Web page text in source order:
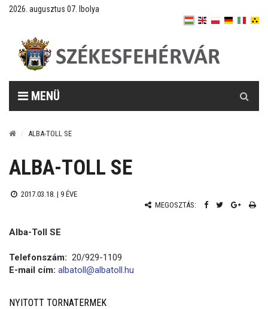
2026. augusztus 07. Ibolya
MENÜ
ALBA-TOLL SE
ALBA-TOLL SE
2017.03.18. | 9 ÉVE
MEGOSZTÁS:
Alba-Toll SE
Telefonszám: 20/929-1109
E-mail cím: albatoll@albatoll.hu
NYITOTT TORNATERMEK